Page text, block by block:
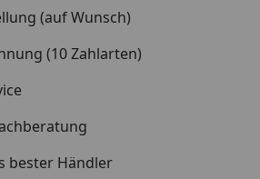
(auf Wunsch)
(10 Zahlarten)
bester Händler